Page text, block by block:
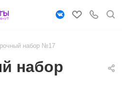
набор №17
набор